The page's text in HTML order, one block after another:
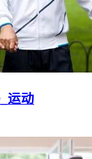
运动